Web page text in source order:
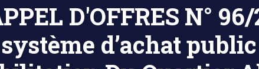
D'OFFRES N°
d’achat